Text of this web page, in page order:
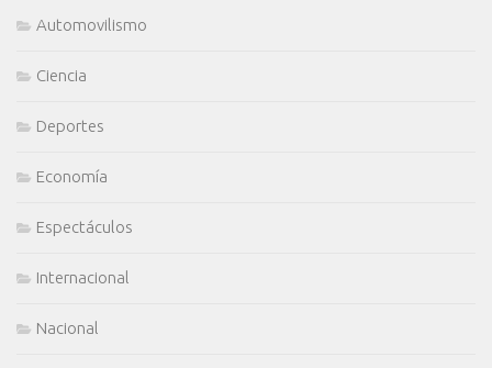
Automovilismo
Ciencia
Deportes
Economía
Espectáculos
Internacional
Nacional